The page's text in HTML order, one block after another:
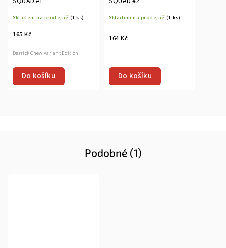
Skladem na prodejně (1 ks)
165 Kč
Do košíku
Derrick Chew Variant Edition
Skladem na prodejně (1 ks)
164 Kč
Do košíku
Podobné (1)